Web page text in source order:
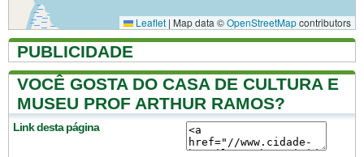
Leaflet | Map data ©OpenStreetMapcontributors
PUBLICIDADE
VOCÊ GOSTA DO CASA DE CULTURA E
MUSEU PROF ARTHUR RAMOS?
Link desta página